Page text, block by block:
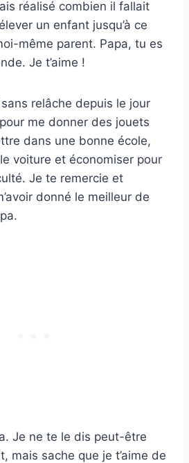
réalisé combien il fallait
un enfant jusqu’à ce
même parent. Papa, tu es
Je t’aime !
relâche depuis le jour
me donner des jouets
dans une bonne école,
voiture et économiser pour
Je te remercie et
donné le meilleur de
Je ne te le dis peut-être
mais sache que je t’aime de